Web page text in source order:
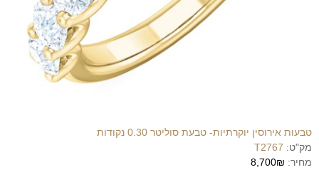
טבעות אירוסין יוקרתיות- טבעת סוליטר 0.30 נקודות
מק"ט: T2767
מחיר: 8,700₪